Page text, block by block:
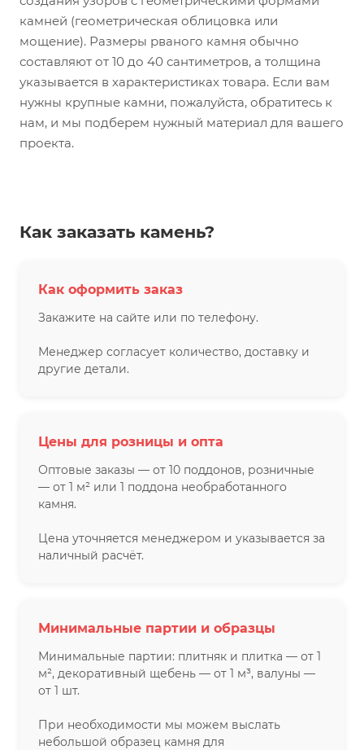
камней (геометрическая облицовка или
мощение). Размеры рваного камня обычно
составляют от 10 до 40 сантиметров, а толщина
указывается в характеристиках товара. Если вам
нужны крупные камни, пожалуйста, обратитесь к
нам, и мы подберем нужный материал для вашего
проекта.
Как заказать камень?
Как оформить заказ
Закажите на сайте или по телефону.
Менеджер согласует количество, доставку и
другие детали.
Цены для розницы и опта
Оптовые заказы — от 10 поддонов, розничные
— от 1 м² или 1 поддона необработанного
камня.
Цена уточняется менеджером и указывается за
наличный расчёт.
Минимальные партии и образцы
Минимальные партии: плитняк и плитка — от 1
м², декоративный щебень — от 1 м³, валуны —
от 1 шт.
При необходимости мы можем выслать
небольшой образец камня для